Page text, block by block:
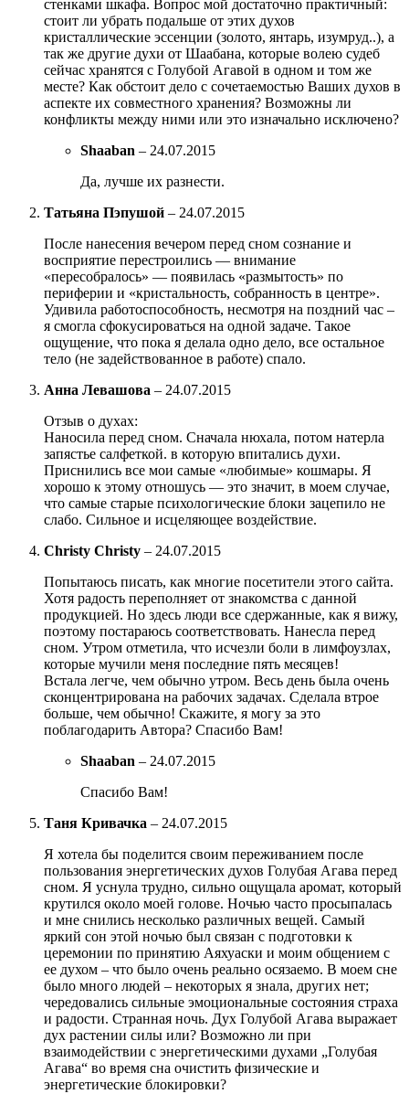
стенками шкафа. Вопрос мой достаточно практичный:
стоит ли убрать подальше от этих духов
кристаллические эссенции (золото, янтарь, изумруд..), а
так же другие духи от Шаабана, которые волею судеб
сейчас хранятся с Голубой Агавой в одном и том же
месте? Как обстоит дело с сочетаемостью Ваших духов в
аспекте их совместного хранения? Возможны ли
конфликты между ними или это изначально исключено?
Shaaban – 24.07.2015
Да, лучше их разнести.
Татьяна Пэпушой – 24.07.2015
После нанесения вечером перед сном сознание и
восприятие перестроились — внимание
«пересобралось» — появилась «размытость» по
периферии и «кристальность, собранность в центре».
Удивила работоспособность, несмотря на поздний час –
я смогла сфокусироваться на одной задаче. Такое
ощущение, что пока я делала одно дело, все остальное
тело (не задействованное в работе) спало.
Анна Левашова – 24.07.2015
Отзыв о духах:
Наносила перед сном. Сначала нюхала, потом натерла
запястье салфеткой. в которую впитались духи.
Приснились все мои самые «любимые» кошмары. Я
хорошо к этому отношусь — это значит, в моем случае,
что самые старые психологические блоки зацепило не
слабо. Сильное и исцеляющее воздействие.
Christy Christy – 24.07.2015
Попытаюсь писать, как многие посетители этого сайта.
Хотя радость переполняет от знакомства с данной
продукцией. Но здесь люди все сдержанные, как я вижу,
поэтому постараюсь соответствовать. Нанесла перед
сном. Утром отметила, что исчезли боли в лимфоузлах,
которые мучили меня последние пять месяцев!
Встала легче, чем обычно утром. Весь день была очень
сконцентрирована на рабочих задачах. Сделала втрое
больше, чем обычно! Скажите, я могу за это
поблагодарить Автора? Спасибо Вам!
Shaaban – 24.07.2015
Спасибо Вам!
Таня Кривачка – 24.07.2015
Я хотела бы поделится своим переживанием после
пользования энергетических духов Голубая Агава перед
сном. Я уснула трудно, сильно ощущала аромат, который
крутился около моей голове. Ночью часто просыпалась
и мне снились несколько различных вещей. Самый
яркий сон этой ночью был связан с подготовки к
церемонии по принятию Аяхуаски и моим общением с
ее духом – что было очень реально осязаемо. В моем сне
было много людей – некоторых я знала, других нет;
чередовались сильные эмоциональные состояния страха
и радости. Странная ночь. Дух Голубой Агава выражает
дух растении силы или? Возможно ли при
взаимодействии с энергетическими духами „Голубая
Агава“ во время сна очистить физические и
энергетические блокировки?